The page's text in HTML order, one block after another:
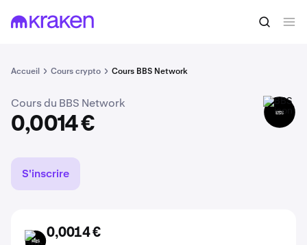
Accueil Cours crypto Cours BBS Network
0,0014 € Acheter du BBS
Cours du BBS Network
0,0014 €
BBS
S'inscrire
BBS
0,0014 €